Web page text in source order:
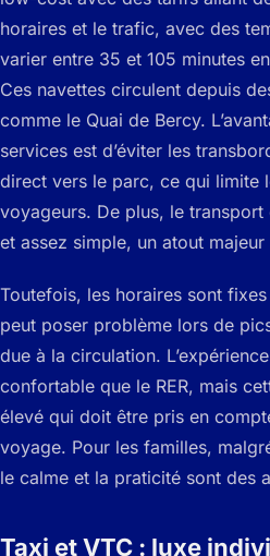
horaires et le trafic, avec des
varier entre 35 et 105 minutes
Ces navettes circulent depuis
comme le Quai de Bercy.
services est d’éviter les
direct vers le parc, ce qui limite
voyageurs. De plus, le
et assez simple, un atout
Toutefois, les horaires sont
peut poser problème lors de
due à la circulation.
confortable que le RER, mais
élevé qui doit être pris en
voyage. Pour les familles,
le calme et la praticité sont des
Taxi et VTC : luxe